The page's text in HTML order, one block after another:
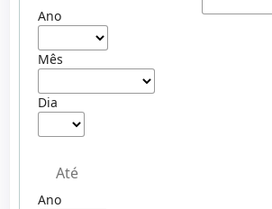
Ano
Mês
Dia
Até
Ano